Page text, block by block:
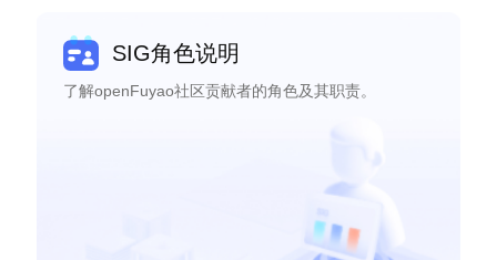
SIG角色说明
了解openFuyao社区贡献者的角色及其职责。